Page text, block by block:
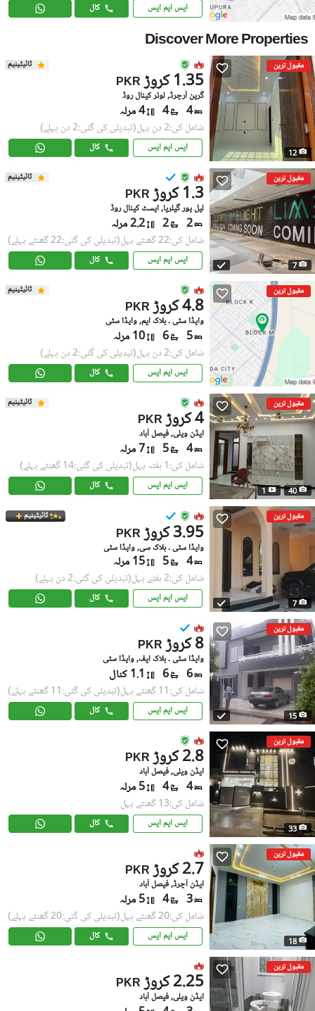
ایس ایم ایس کال
Discover More Properties
مقبول ترین
12
ٹائیٹینیم
PKR 1.35 کروڑ
گرین آرچرڈ, لوئر کینال روڈ
4
4 4 مرلہ
شامل کی:2 دن پہل (تبدیلی کی گئی:2 دن پہلے)
ایس ایم ایس کال
مقبول ترین
7
ٹائیٹینیم
PKR 1.3 کروڑ
لیل پور گیلریا, ایسٹ کینال روڈ
2
2 2.2 مرلہ
شامل کی:22 گھنٹے پہل (تبدیلی کی گئی:22 گھنٹے پہلے)
ایس ایم ایس کال
مقبول ترین ٹائیٹینیم
PKR 4.8 کروڑ
واپڈا سٹی ۔ بلاک ایم, واپڈا سٹی
5
6 10 مرلہ
شامل کی:2 دن پہل (تبدیلی کی گئی:2 دن پہلے)
ایس ایم ایس کال
مقبول ترین
40
1
ٹائیٹینیم
PKR 4 کروڑ
ایڈن ویلی, فیصل آباد
4
5 7 مرلہ
شامل کی:1 ہفتہ پہل (تبدیلی کی گئی:14 گھنٹے پہلے)
ایس ایم ایس کال
مقبول ترین
7
ٹائیٹینیم
PKR 3.95 کروڑ
واپڈا سٹی ۔ بلاک سی, واپڈا سٹی
4
5 15 مرلہ
شامل کی:2 ہفتے پہل (تبدیلی کی گئی:2 دن پہلے)
ایس ایم ایس کال
مقبول ترین
15
PKR 8 کروڑ
واپڈا سٹی ۔ بلاک ایف, واپڈا سٹی
6
6 1.1 کنال
شامل کی:11 گھنٹے پہل (تبدیلی کی گئی:11 گھنٹے پہلے)
ایس ایم ایس کال
مقبول ترین
33
PKR 2.8 کروڑ
ایڈن ویلی, فیصل آباد
4
4 5 مرلہ
شامل کی:13 گھنٹے پہل
ایس ایم ایس کال
مقبول ترین
18
PKR 2.7 کروڑ
ایڈن آچرڈ, فیصل آباد
3
4 5 مرلہ
شامل کی:20 گھنٹے پہل (تبدیلی کی گئی:20 گھنٹے پہلے)
ایس ایم ایس کال
مقبول ترین
PKR 2.25 کروڑ
ایڈن ویلی, فیصل آباد